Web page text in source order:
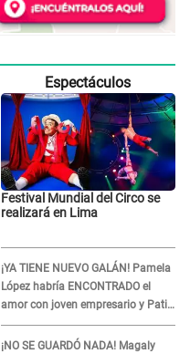
Espectáculos
Festival Mundial del Circo se
realizará en Lima
¡YA TIENE NUEVO GALÁN! Pamela
López habría ENCONTRADO el
amor con joven empresario y Pati
Lorena la ECHA en VIVO
¡NO SE GUARDÓ NADA! Magaly